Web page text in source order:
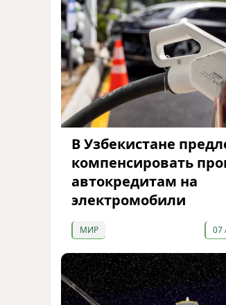
В Узбекистане
компенсировать
автокредитам на
электромобили
МИР 07